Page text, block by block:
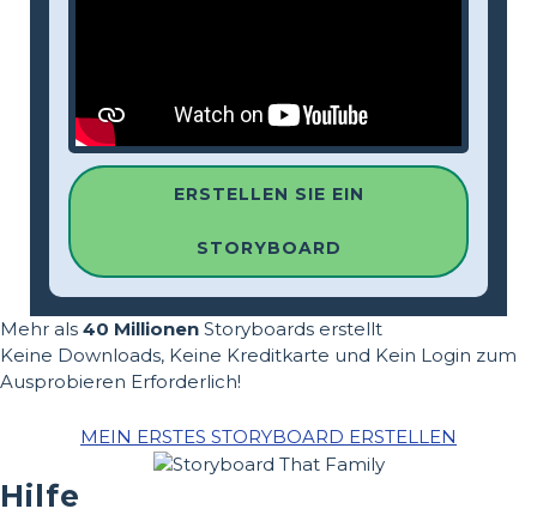
ERSTELLEN SIE EIN
STORYBOARD
Mehr als 40 Millionen Storyboards erstellt
Keine Downloads, Keine Kreditkarte und Kein Login zum
Ausprobieren Erforderlich!
MEIN ERSTES STORYBOARD ERSTELLEN
Hilfe